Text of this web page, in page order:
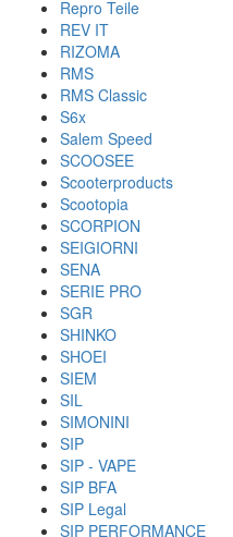
Repro Teile
REV IT
RIZOMA
RMS
RMS Classic
S6x
Salem Speed
SCOOSEE
Scooterproducts
Scootopia
SCORPION
SEIGIORNI
SENA
SERIE PRO
SGR
SHINKO
SHOEI
SIEM
SIL
SIMONINI
SIP
SIP - VAPE
SIP BFA
SIP Legal
SIP PERFORMANCE